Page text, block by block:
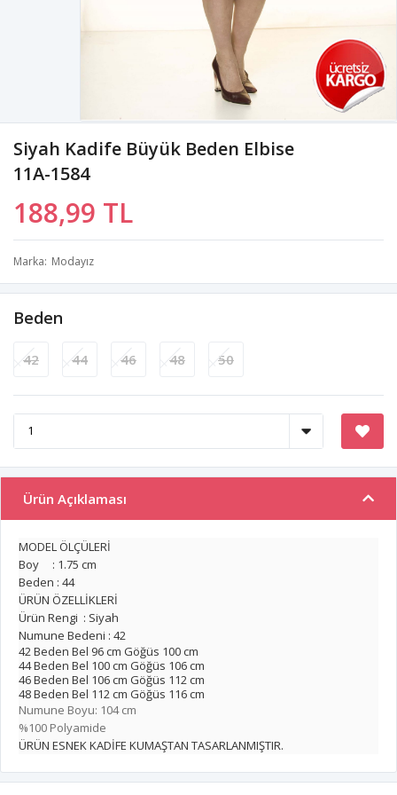
Siyah Kadife Büyük Beden Elbise
11A-1584
188,99 TL
Marka Modayız
Beden
42 44 46 48 50
Ürün Açıklaması
MODEL ÖLÇÜLERİ
Boy : 1.75 cm
Beden : 44
ÜRÜN ÖZELLİKLERİ
Ürün Rengi : Siyah
Numune Bedeni : 42
42 Beden Bel 96 cm Göğüs 100 cm
44 Beden Bel 100 cm Göğüs 106 cm
46 Beden Bel 106 cm Göğüs 112 cm
48 Beden Bel 112 cm Göğüs 116 cm
Numune Boyu: 104 cm
%100 Polyamide
ÜRÜN ESNEK KADİFE KUMAŞTAN TASARLANMIŞTIR.